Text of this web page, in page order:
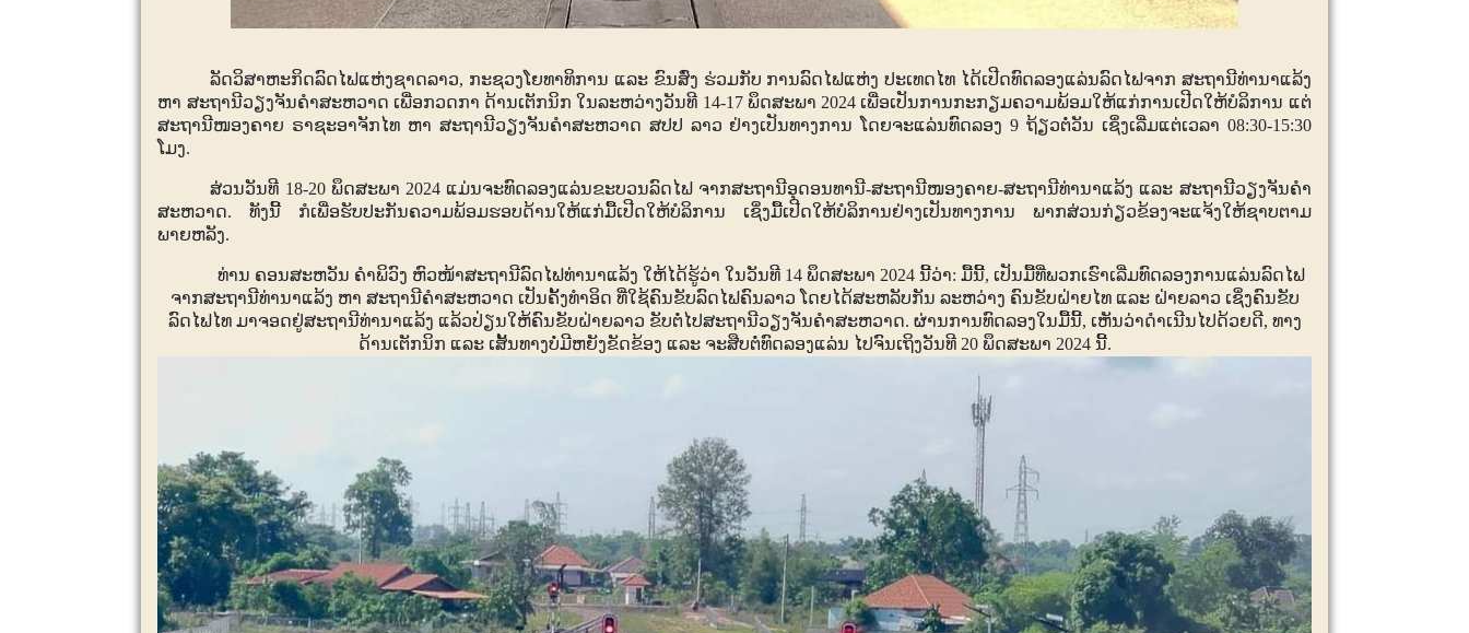
ລັດວິສາຫະກິດລົດໄຟແຫ່ງຊາດລາວ, ກະຊວງໂຍທາທິການ ແລະ ຂົນສົ່ງ ຮ່ວມກັບ ການລົດໄຟແຫ່ງ ປະເທດໄທ ໄດ້ເປີດທົດລອງແລ່ນລົດໄຟຈາກ ສະຖານີທ່ານາແລ້ງ
ຫາ ສະຖານີວຽງຈັນຄຳສະຫວາດ ເພື່ອກວດກາ ດ້ານເຕັກນິກ ໃນລະຫວ່າງວັນທີ 14-17ພຶດສະພາ 2024 ເພື່ອເປັນການກະກຽມຄວາມພ້ອມໃຫ້ແກ່ການເປີດໃຫ້ບໍລິການ ແຕ່
ສະຖານີໜອງຄາຍ ຣາຊະອາຈັກໄທ ຫາ ສະຖານີວຽງຈັນຄໍາສະຫວາດ ສປປ ລາວ ຢ່າງເປັນທາງການ ໂດຍຈະແລ່ນທົດລອງ9 ຖ້ຽວຕໍ່ວັນ ເຊິ່ງເລີ່ມແຕ່ເວລາ 08:30-15:30
ໂມງ.
ສ່ວນວັນທີ 18-20ພຶດສະພາ 2024ແມ່ນຈະທົດລອງແລ່ນຂະບວນລົດໄຟ ຈາກສະຖານີອຸດອນທານີ-ສະຖານີໜອງຄາຍ-ສະຖານີທ່ານາແລ້ງ ແລະ ສະຖານີວຽງຈັນຄຳ
ສະຫວາດ. ທັງນີ້ ກໍເພື່ອຮັບປະກັນຄວາມພ້ອມຮອບດ້ານໃຫ້ແກ່ມື້ເປີດໃຫ້ບໍລິການ ເຊິ່ງມື້ເປີດໃຫ້ບໍລິການຢ່າງເປັນທາງການ ພາກສ່ວນກ່ຽວຂ້ອງຈະແຈ້ງໃຫ້ຊາບຕາມ
ພາຍຫລັງ.
ທ່ານ ຄອນສະຫວັນ ຄໍາພິວົງ ຫົວໜ້າສະຖານີລົດໄຟທ່ານາແລ້ງ ໃຫ້ໄດ້ຮູ້ວ່າ ໃນວັນທີ 14 ພຶດສະພາ 2024 ນີ້ວ່າ: ມື້ນີ້, ເປັນມື້ທີ່ພວກເຮົາເລີ່ມທົດລອງການແລ່ນລົດໄຟ
ຈາກສະຖານີທ່ານາແລ້ງ ຫາ ສະຖານີຄຳສະຫວາດ ເປັນຄັ້ງທໍາອິດ ທີ່ໃຊ້ຄົນຂັບລົດໄຟຄົນລາວ ໂດຍໄດ້ສະຫລັບກັນ ລະຫວ່າງ ຄົນຂັບຝ່າຍໄທ ແລະ ຝ່າຍລາວ ເຊິ່ງຄົນຂັບ
ລົດໄຟໄທ ມາຈອດຢູ່ສະຖານີທ່ານາແລ້ງ ແລ້ວປ່ຽນໃຫ້ຄົນຂັບຝ່າຍລາວ ຂັບຕໍ່ໄປສະຖານີວຽງຈັນຄຳສະຫວາດ. ຜ່ານການທົດລອງໃນມື້ນີ້, ເຫັນວ່າດຳເນີນໄປດ້ວຍດີ, ທາງ
ດ້ານເຕັກນິກ ແລະ ເສັ້ນທາງບໍ່ມີຫຍັງຂັດຂ້ອງ ແລະ ຈະສືບຕໍ່ທົດລອງແລ່ນ ໄປຈົນເຖິງວັນທີ 20 ພຶດສະພາ 2024ນີ້.